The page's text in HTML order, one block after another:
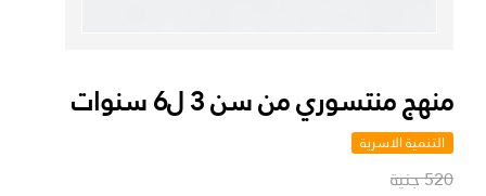
منهج منتسوري من سن 3 ل6 سنوات
التنمية الاسرية
520 جنية